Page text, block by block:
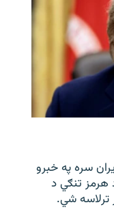
سره په خبرو
هرمز تنګي د
ترلاسه شي.